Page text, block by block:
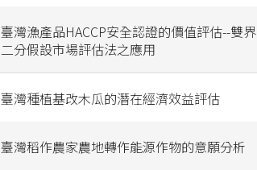
臺灣漁產品HACCP安全認證的價值評估--雙界
二分假設市場評估法之應用
臺灣種植基改木瓜的潛在經濟效益評估
臺灣稻作農家農地轉作能源作物的意願分析